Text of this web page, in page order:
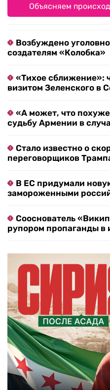
Объясняем
Возбуждено
создателям «Колобка»
«Тихое сближение»:
визитом Зеленского в
«А может, что
судьбу Армении в
Стало известно о
переговорщиков
В ЕС придумали
замороженными
Сооснователь
рупором пропаганды в